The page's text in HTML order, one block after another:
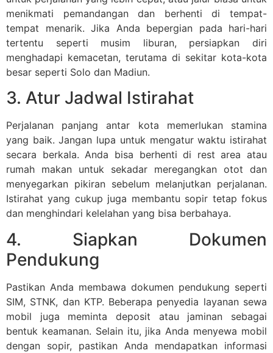
menikmati pemandangan dan berhenti di tempat-
tempat menarik. Jika Anda bepergian pada hari-hari
tertentu seperti musim liburan, persiapkan diri
menghadapi kemacetan, terutama di sekitar kota-kota
besar seperti Solo dan Madiun.
3. Atur Jadwal Istirahat
Perjalanan panjang antar kota memerlukan stamina
yang baik. Jangan lupa untuk mengatur waktu istirahat
secara berkala. Anda bisa berhenti di rest area atau
rumah makan untuk sekadar meregangkan otot dan
menyegarkan pikiran sebelum melanjutkan perjalanan.
Istirahat yang cukup juga membantu sopir tetap fokus
dan menghindari kelelahan yang bisa berbahaya.
4. Siapkan Dokumen
Pendukung
Pastikan Anda membawa dokumen pendukung seperti
SIM, STNK, dan KTP. Beberapa penyedia layanan sewa
mobil juga meminta deposit atau jaminan sebagai
bentuk keamanan. Selain itu, jika Anda menyewa mobil
dengan sopir, pastikan Anda mendapatkan informasi